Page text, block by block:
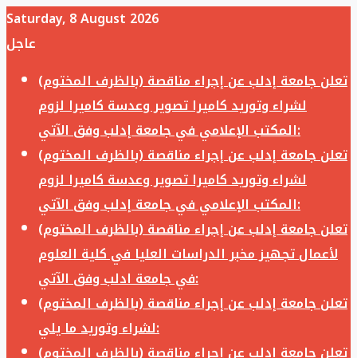
Saturday, 8 August 2026
عاجل
تعلن جامعة إدلب عن إجراء مناقصة (بالظرف المختوم)
لشراء وتوريد كاميرا تصوير وعدسة كاميرا لزوم
المكتب الإعلامي في جامعة إدلب وفق الآتي:
تعلن جامعة إدلب عن إجراء مناقصة (بالظرف المختوم)
لشراء وتوريد كاميرا تصوير وعدسة كاميرا لزوم
المكتب الإعلامي في جامعة إدلب وفق الآتي:
تعلن جامعة إدلب عن إجراء مناقصة (بالظرف المختوم)
لأعمال تجهيز مخبر الدراسات العليا في كلية العلوم
في جامعة ادلب وفق الآتي:
تعلن جامعة إدلب عن إجراء مناقصة (بالظرف المختوم)
لشراء وتوريد ما يلي:
تعلن جامعة إدلب عن إجراء مناقصة (بالظرف المختوم)